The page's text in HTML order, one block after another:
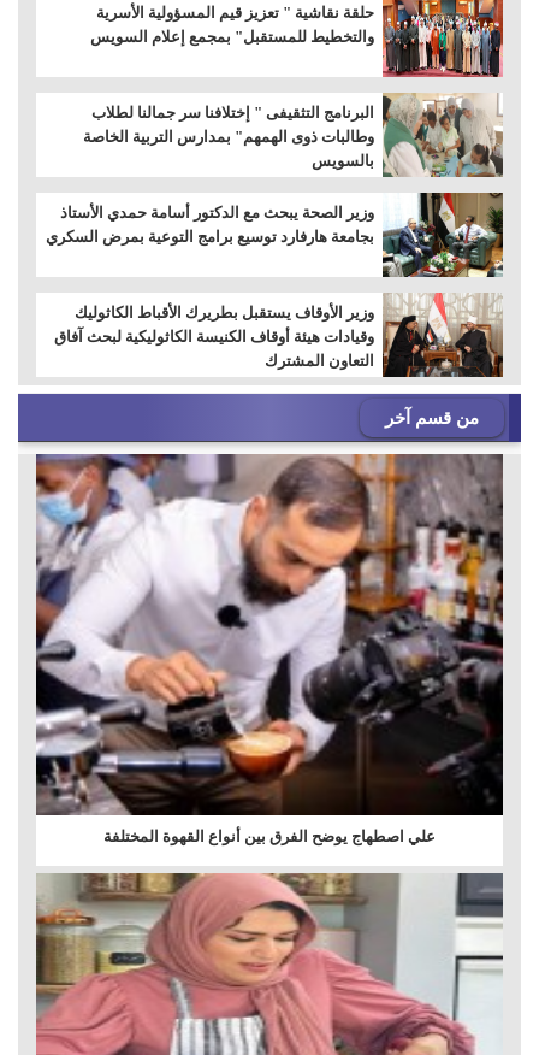
حلقة نقاشية " تعزيز قيم المسؤولية الأسرية
والتخطيط للمستقبل" بمجمع إعلام السويس
البرنامج التثقيفى " إختلافنا سر جمالنا لطلاب
وطالبات ذوى الهمهم" بمدارس التربية الخاصة
بالسويس
وزير الصحة يبحث مع الدكتور أسامة حمدي الأستاذ
بجامعة هارفارد توسيع برامج التوعية بمرض السكري
وزير الأوقاف يستقبل بطريرك الأقباط الكاثوليك
وقيادات هيئة أوقاف الكنيسة الكاثوليكية لبحث آفاق
التعاون المشترك
من قسم آخر
علي اصطهاج يوضح الفرق بين أنواع القهوة المختلفة